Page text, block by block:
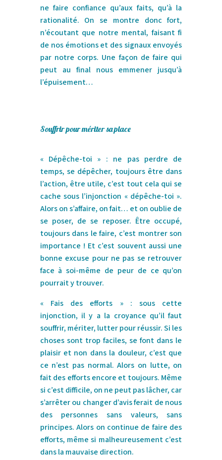
ne faire confiance qu’aux faits, qu’à la
rationalité. On se montre donc fort,
n’écoutant que notre mental, faisant fi
de nos émotions et des signaux envoyés
par notre corps. Une façon de faire qui
peut au final nous emmener jusqu’à
l’épuisement…
Souffrir pour mériter sa place
« Dépêche-toi » : ne pas perdre de
temps, se dépêcher, toujours être dans
l’action, être utile, c’est tout cela qui se
cache sous l’injonction « dépêche-toi ».
Alors on s’affaire, on fait… et on oublie de
se poser, de se reposer. Être occupé,
toujours dans le faire, c’est montrer son
importance ! Et c’est souvent aussi une
bonne excuse pour ne pas se retrouver
face à soi-même de peur de ce qu’on
pourrait y trouver.
« Fais des efforts » : sous cette
injonction, il y a la croyance qu’il faut
souffrir, mériter, lutter pour réussir. Si les
choses sont trop faciles, se font dans le
plaisir et non dans la douleur, c’est que
ce n’est pas normal. Alors on lutte, on
fait des efforts encore et toujours. Même
si c’est difficile, on ne peut pas lâcher, car
s’arrêter ou changer d’avis ferait de nous
des personnes sans valeurs, sans
principes. Alors on continue de faire des
efforts, même si malheureusement c’est
dans la mauvaise direction.